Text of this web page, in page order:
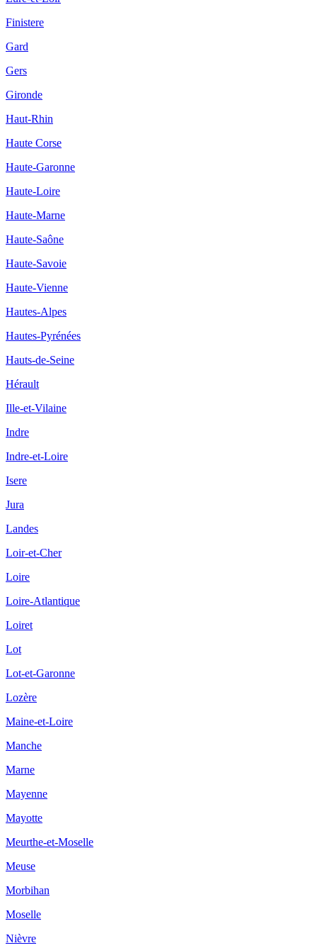
Finistere
Gard
Gers
Gironde
Haut-Rhin
Haute Corse
Haute-Garonne
Haute-Loire
Haute-Marne
Haute-Saône
Haute-Savoie
Haute-Vienne
Hautes-Alpes
Hautes-Pyrénées
Hauts-de-Seine
Hérault
Ille-et-Vilaine
Indre
Indre-et-Loire
Isere
Jura
Landes
Loir-et-Cher
Loire
Loire-Atlantique
Loiret
Lot
Lot-et-Garonne
Lozère
Maine-et-Loire
Manche
Marne
Mayenne
Mayotte
Meurthe-et-Moselle
Meuse
Morbihan
Moselle
Nièvre